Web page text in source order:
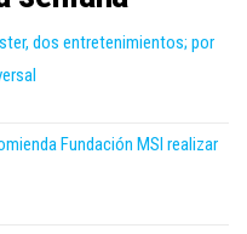
dos entretenimientos; por
Fundación MSI realizar